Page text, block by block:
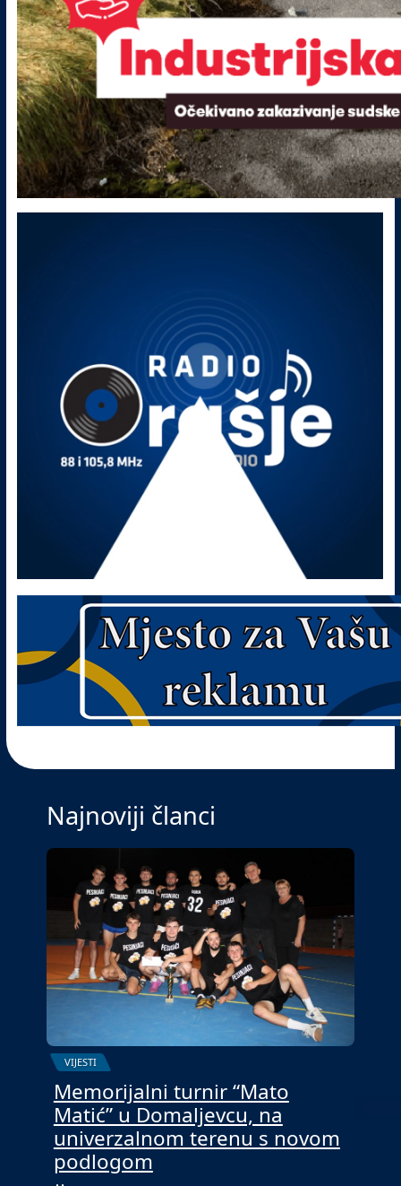
Najnoviji članci
VIJESTI
Memorijalni turnir “Mato
Matić” u Domaljevcu, na
univerzalnom terenu s novom
podlogom